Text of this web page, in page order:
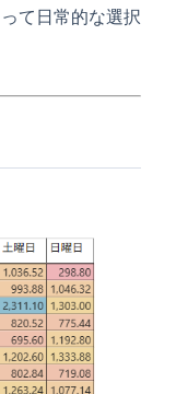
て日常的な選択